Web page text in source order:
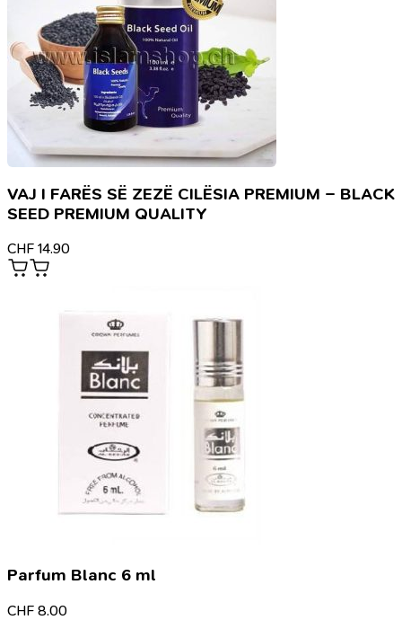
VAJ I FARËS SË ZEZË CILËSIA PREMIUM – BLACK
SEED PREMIUM QUALITY
CHF 14.90
Parfum Blanc 6 ml
CHF 8.00